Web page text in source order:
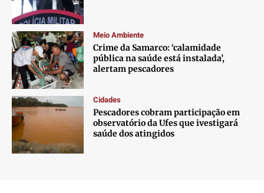
Meio Ambiente
Crime da Samarco: ‘calamidade
pública na saúde está instalada’,
alertam pescadores
Cidades
Pescadores cobram participação em
observatório da Ufes que ivestigará
saúde dos atingidos